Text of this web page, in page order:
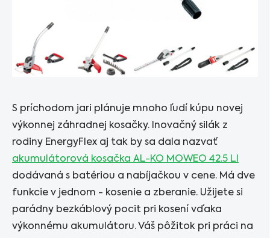
S príchodom jari plánuje mnoho ľudí kúpu novej
výkonnej záhradnej kosačky. Inovačný silák z
rodiny EnergyFlex aj tak by sa dala nazvať
akumulátorová kosačka AL-KO MOWEO 42.5 LI
dodávaná s batériou a nabíjačkou v cene. Má dve
funkcie v jednom - kosenie a zberanie. Užijete si
parádny bezkáblový pocit pri kosení vďaka
výkonnému akumulátoru. Váš pôžitok pri práci na